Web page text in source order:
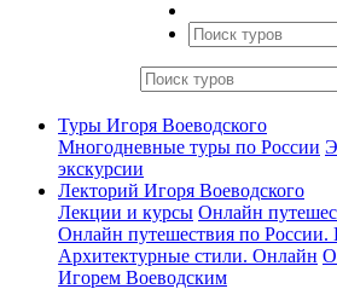
Туры Игоря Воеводского
Многодневные туры по России
экскурсии
Лекторий Игоря Воеводского
Лекции и курсы Онлайн
Онлайн путешествия по России.
Архитектурные стили. Онлайн
Игорем Воеводским